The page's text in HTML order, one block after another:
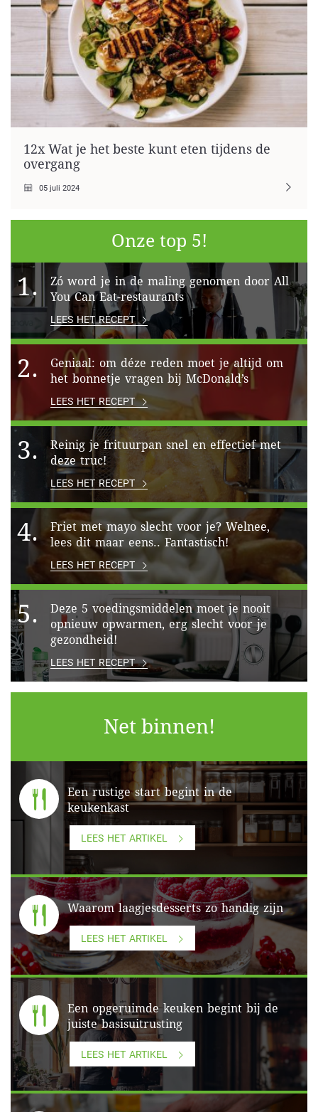
12x Wat je het beste kunt eten tijdens de
overgang
05 juli 2024
Onze top 5!
1.
Zó word je in de maling genomen door All
You Can Eat-restaurants
LEES HET RECEPT
2.
Geniaal: om déze reden moet je altijd om
het bonnetje vragen bij McDonald’s
LEES HET RECEPT
3.
Reinig je frituurpan snel en effectief met
deze truc!
LEES HET RECEPT
4.
Friet met mayo slecht voor je? Welnee,
lees dit maar eens.. Fantastisch!
LEES HET RECEPT
5.
Deze 5 voedingsmiddelen moet je nooit
opnieuw opwarmen, erg slecht voor je
gezondheid!
LEES HET RECEPT
Net binnen!
Een rustige start begint in de
keukenkast
LEES HET ARTIKEL
Waarom laagjesdesserts zo handig zijn
LEES HET ARTIKEL
Een opgeruimde keuken begint bij de
juiste basisuitrusting
LEES HET ARTIKEL